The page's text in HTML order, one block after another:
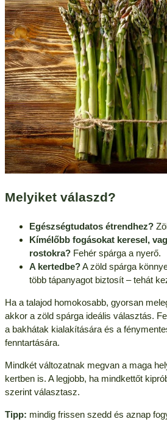
Melyiket válaszd?
Egészségtudatos étrendhez?
Kímélőbb fogásokat keresel,
rostokra?Fehér spárga a nyerő.
A kertedbe?A zöld spárga
több tápanyagot biztosít – tehát
Ha a talajod homokosabb, gyorsan
akkor a zöld spárga ideális választás.
a bakhátak kialakítására és a
fenntartására.
Mindkét változatnak megvan a maga
kertben is. A legjobb, ha mindkettőt
szerint választasz.
Tipp: mindig frissen szedd és aznap